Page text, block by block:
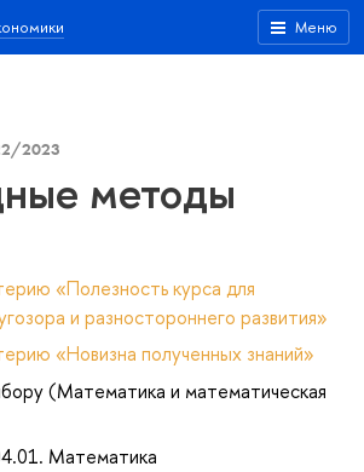
Меню
2023
методы
«Полезность курса для
и разностороннего развития»
«Новизна полученных знаний»
(Математика и математическая
Математика